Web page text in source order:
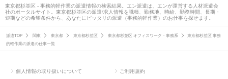
東京都杉並区 - 事務的軽作業の派遣情報の検索結果。エン派遣は、エンが運営する人材派遣会
社のポータルサイト。東京都杉並区の派遣/求人情報を職種、勤務地、時給、勤務時間、長期・
短期などの希望条件から、あなたにピッタリの派遣（事務的軽作業）のお仕事を探せます。
派遣TOP 関東 東京都 東京都杉並区 東京都杉並区 オフィスワーク・事務系
東京都杉並区 事務
的軽作業の派遣の仕事一覧
個人情報の取り扱いについて ご利用規約